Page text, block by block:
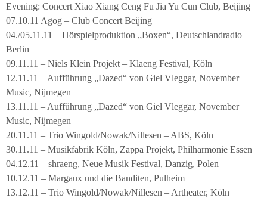
Evening: Concert Xiao Xiang Ceng Fu Jia Yu Cun Club, Beijing
07.10.11 Agog – Club Concert Beijing
04./05.11.11 – Hörspielproduktion „Boxen“, Deutschlandradio
Berlin
09.11.11 – Niels Klein Projekt – Klaeng Festival, Köln
12.11.11 – Aufführung „Dazed“ von Giel Vleggar, November
Music, Nijmegen
13.11.11 – Aufführung „Dazed“ von Giel Vleggar, November
Music, Nijmegen
20.11.11 – Trio Wingold/Nowak/Nillesen – ABS, Köln
30.11.11 – Musikfabrik Köln, Zappa Projekt, Philharmonie Essen
04.12.11 – shraeng, Neue Musik Festival, Danzig, Polen
10.12.11 – Margaux und die Banditen, Pulheim
13.12.11 – Trio Wingold/Nowak/Nillesen – Artheater, Köln